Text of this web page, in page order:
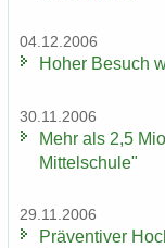
04.12.2006
Hoher Be­such
30.11.2006
Mehr als 2,5
Mittelschule"
29.11.2006
Prä­ven­ti­ver